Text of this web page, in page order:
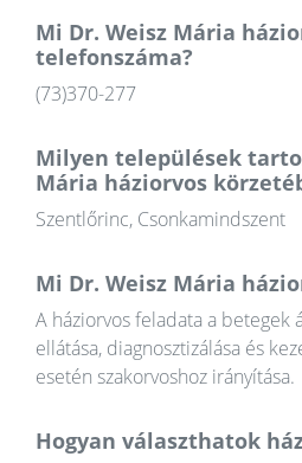
Mi Dr. Weisz Mária
telefonszáma?
(73)370-277
Milyen települések
Mária háziorvos
Szentlőrinc, Csonkamindszent
Mi Dr. Weisz Mária
A háziorvos feladata a betegek
ellátása, diagnosztizálása és
esetén szakorvoshoz irányítása.
Hogyan választhatok